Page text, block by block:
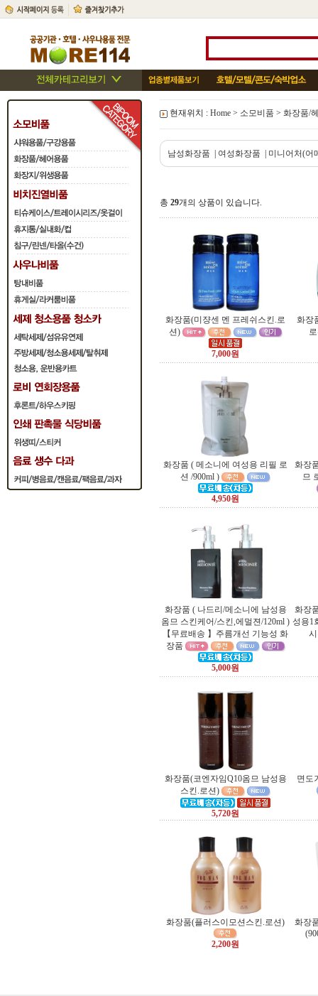
현재위치 : Home > 소모비품 > 화장품/
남성화장품 여성화장품 미니어처(어
총 29개의 상품이 있습니다.
화장품(미쟝센 멘 프레쉬스킨.로
션)
7,000원
화장
화장품 ( 메소니에 여성용 리필 로
션 /900ml )
4,950원
화장
므
화장품 ( 나드리/메소니에 남성용
옴므 스킨케어/스킨,에멀젼/120ml )
【무료배송 】주름개선 기능성 화
장품
5,000원
화장
성용1
화장품(코엔자임Q10옴므 남성용
스킨.로션)
5,720원
면도
화장품(플러스이모션스킨.로션)
2,200원
화장